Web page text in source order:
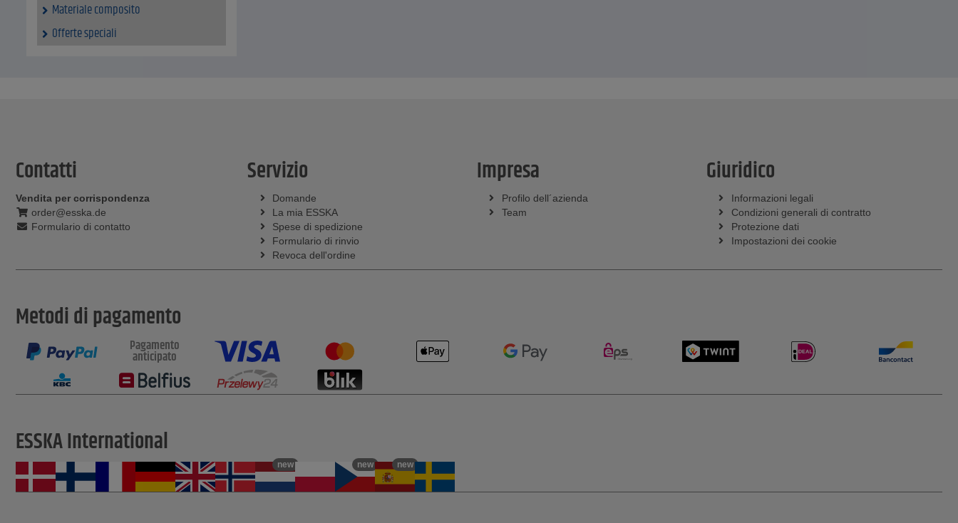
Materiale composito
Offerte speciali
Contatti
Vendita per corrispondenza
order@esska.de
Formulario di contatto
Servizio
Domande
La mia ESSKA
Spese di spedizione
Formulario di rinvio
Revoca dell'ordine
Impresa
Profilo dell´azienda
Team
Giuridico
Informazioni legali
Condizioni generali di contratto
Protezione dati
Impostazioni dei cookie
Metodi di pagamento
Pagamento
anticipato
ESSKA International
new new new